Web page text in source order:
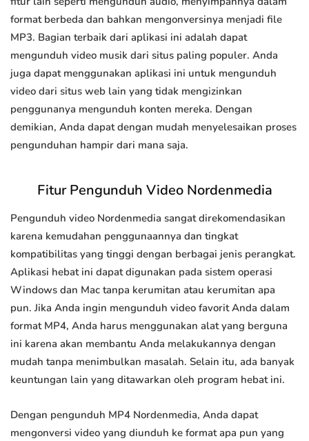
format berbeda dan bahkan mengonversinya menjadi file
MP3. Bagian terbaik dari aplikasi ini adalah dapat
mengunduh video musik dari situs paling populer. Anda
juga dapat menggunakan aplikasi ini untuk mengunduh
video dari situs web lain yang tidak mengizinkan
penggunanya mengunduh konten mereka. Dengan
demikian, Anda dapat dengan mudah menyelesaikan proses
pengunduhan hampir dari mana saja.
Fitur Pengunduh Video Nordenmedia
Pengunduh video Nordenmedia sangat direkomendasikan
karena kemudahan penggunaannya dan tingkat
kompatibilitas yang tinggi dengan berbagai jenis perangkat.
Aplikasi hebat ini dapat digunakan pada sistem operasi
Windows dan Mac tanpa kerumitan atau kerumitan apa
pun. Jika Anda ingin mengunduh video favorit Anda dalam
format MP4, Anda harus menggunakan alat yang berguna
ini karena akan membantu Anda melakukannya dengan
mudah tanpa menimbulkan masalah. Selain itu, ada banyak
keuntungan lain yang ditawarkan oleh program hebat ini.
Dengan pengunduh MP4 Nordenmedia, Anda dapat
mengonversi video yang diunduh ke format apa pun yang